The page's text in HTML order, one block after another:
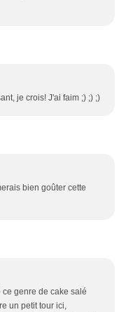
je crois! J'ai faim ;) ;) ;)
bien goûter cette
genre de cake salé
un petit tour ici,